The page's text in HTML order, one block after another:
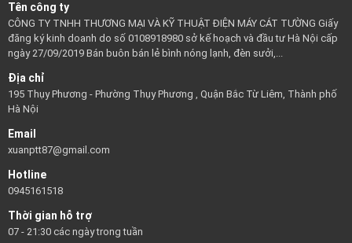
Tên công ty
CÔNG TY TNHH THƯƠNG MẠI VÀ KỸ THUẬT ĐIỆN MÁY CÁT TƯỜNG Giấy
đăng ký kinh doanh do số 0108918980 sở kế hoạch và đầu tư Hà Nội cấp
ngày 27/09/2019 Bán buôn bán lẻ bình nóng lạnh, đèn sưởi,...
Địa chỉ
195 Thụy Phương - Phường Thụy Phương , Quận Bắc Từ Liêm, Thành phố
Hà Nội
Email
xuanptt87@gmail.com
Hotline
0945161518
Thời gian hỗ trợ
07 - 21:30 các ngày trong tuần